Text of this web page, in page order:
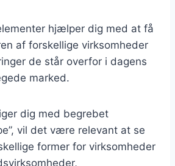
hjælper dig med at få
af forskellige virksomheder
de står overfor i dagens
marked.
dig med begrebet
vil det være relevant at se
former for virksomheder